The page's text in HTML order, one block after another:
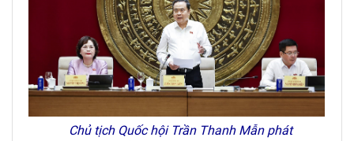
Chủ tịch Quốc hội Trần Thanh Mẫn phát